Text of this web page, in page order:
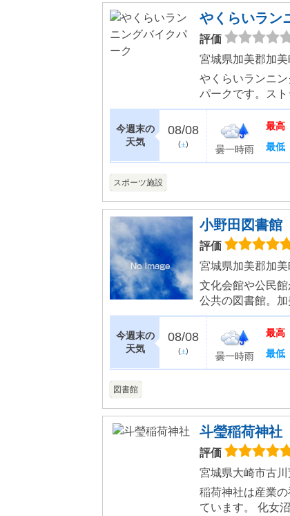
やくらいラン
評価
宮城県加美郡加
やくらいランニ
パークです。ス
で、1歳半の小さ
さんが進む姿は
今週末の
天気
08/08
(土) 曇一時雨
最高
最低
スポーツ施設
小野田図書館
評価
宮城県加美郡加
文化会館や公民
公共の図書館。
が利用できます
音を図るコルク
今週末の
天気
08/08
(土) 曇一時雨
最高
最低
図書館
斗瑩稲荷神社
評価
宮城県大崎市古
稲荷神社は産業
ています。 化女